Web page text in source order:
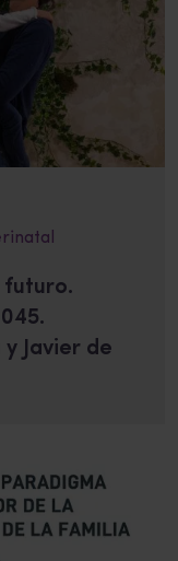
futuro.
Javier de